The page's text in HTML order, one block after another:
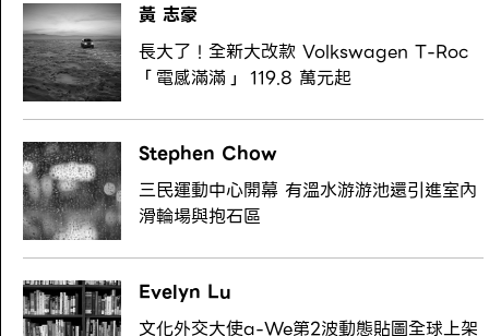
黃 志豪
長大了！全新大改款 Volkswagen T-Roc
「電感滿滿」 119.8 萬元起
Stephen Chow
三民運動中心開幕 有溫水游游池還引進室內
滑輪場與抱石區
Evelyn Lu
文化外交大使a-We第2波動態貼圖全球上架